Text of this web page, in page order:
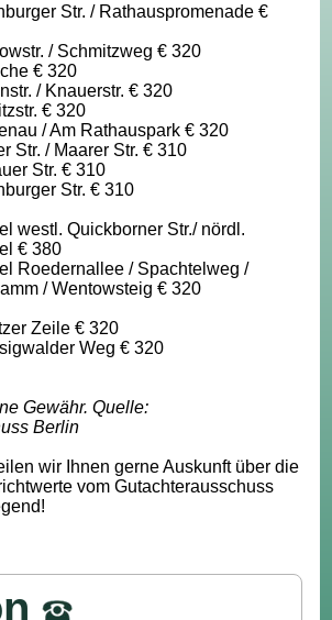
Str. / Rathauspromenade €
/ Schmitzweg € 320
€ 320
/ Knauerstr. € 320
€ 320
/ Am Rathauspark € 320
Str. / Maarer Str. € 310
Str. € 310
Str. € 310
westl. Quickborner Str./ nördl.
€ 380
Roedernallee / Spachtelweg /
/ Wentowsteig € 320
Zeile € 320
Weg € 320
Gewähr. Quelle:
Berlin
wir Ihnen gerne Auskunft über die
vom Gutachterausschuss